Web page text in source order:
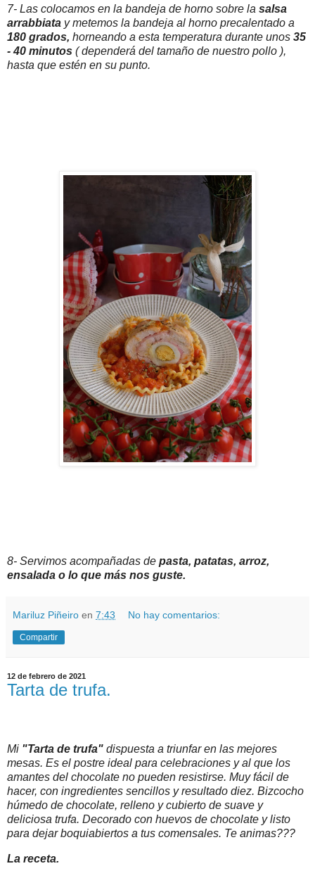
7- Las colocamos en la bandeja de horno sobre la salsa
arrabbiata y metemos la bandeja al horno precalentado a
180 grados, horneando a esta temperatura durante unos 35
- 40 minutos ( dependerá del tamaño de nuestro pollo ),
hasta que estén en su punto.
8- Servimos acompañadas de pasta, patatas, arroz,
ensalada o lo que más nos guste.
Mariluz Piñeiro en 7:43 No hay comentarios:
Compartir
12 de febrero de 2021
Tarta de trufa.
Mi "Tarta de trufa" dispuesta a triunfar en las mejores
mesas. Es el postre ideal para celebraciones y al que los
amantes del chocolate no pueden resistirse. Muy fácil de
hacer, con ingredientes sencillos y resultado diez. Bizcocho
húmedo de chocolate, relleno y cubierto de suave y
deliciosa trufa. Decorado con huevos de chocolate y listo
para dejar boquiabiertos a tus comensales. Te animas???
La receta.